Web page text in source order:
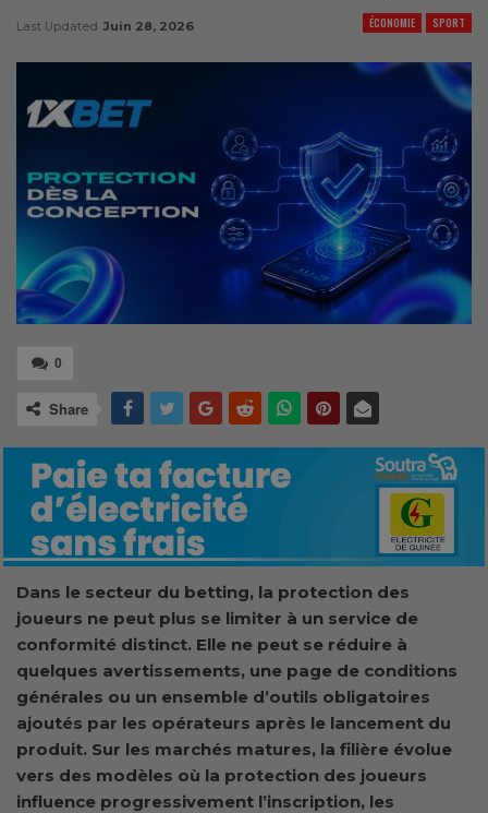
ÉCONOMIE SPORT
Last Updated Juin 28, 2026
0
Share
Dans le secteur du betting, la protection des
joueurs ne peut plus se limiter à un service de
conformité distinct. Elle ne peut se réduire à
quelques avertissements, une page de conditions
générales ou un ensemble d’outils obligatoires
ajoutés par les opérateurs après le lancement du
produit. Sur les marchés matures, la filière évolue
vers des modèles où la protection des joueurs
influence progressivement l’inscription, les